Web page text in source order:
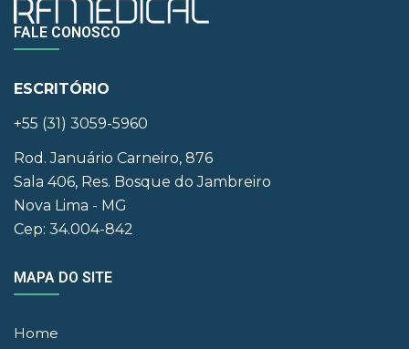
FALE CONOSCO
ESCRITÓRIO
+55 (31) 3059-5960
Rod. Januário Carneiro, 876
Sala 406, Res. Bosque do Jambreiro
Nova Lima - MG
Cep: 34.004-842
MAPA DO SITE
Home